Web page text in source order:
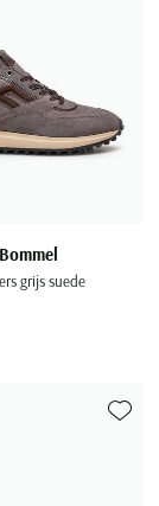
grijs suede